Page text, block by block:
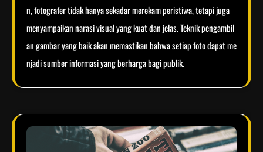
n, fotografer tidak hanya sekadar merekam peristiwa, tetapi juga
menyampaikan narasi visual yang kuat dan jelas. Teknik pengambil
an gambar yang baik akan memastikan bahwa setiap foto dapat me
njadi sumber informasi yang berharga bagi publik.